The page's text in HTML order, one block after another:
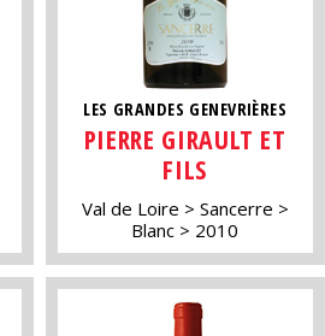
LES GRANDES GENEVRIÈRES
PIERRE GIRAULT ET
FILS
Val de Loire
Sancerre
Blanc
2010